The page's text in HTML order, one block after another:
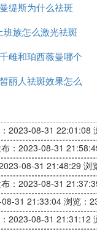
用
曼缇斯为什么祛斑
班族怎么激光祛斑
雌和珀西薇曼哪个
祛斑好用
丽人祛斑效果怎么
2023-08-31 22:01:08
：2023-08-31
08-31 21:48:29 浏
：2023-08-31
31 21:33:04浏览：
2023-08-31 21:31:12